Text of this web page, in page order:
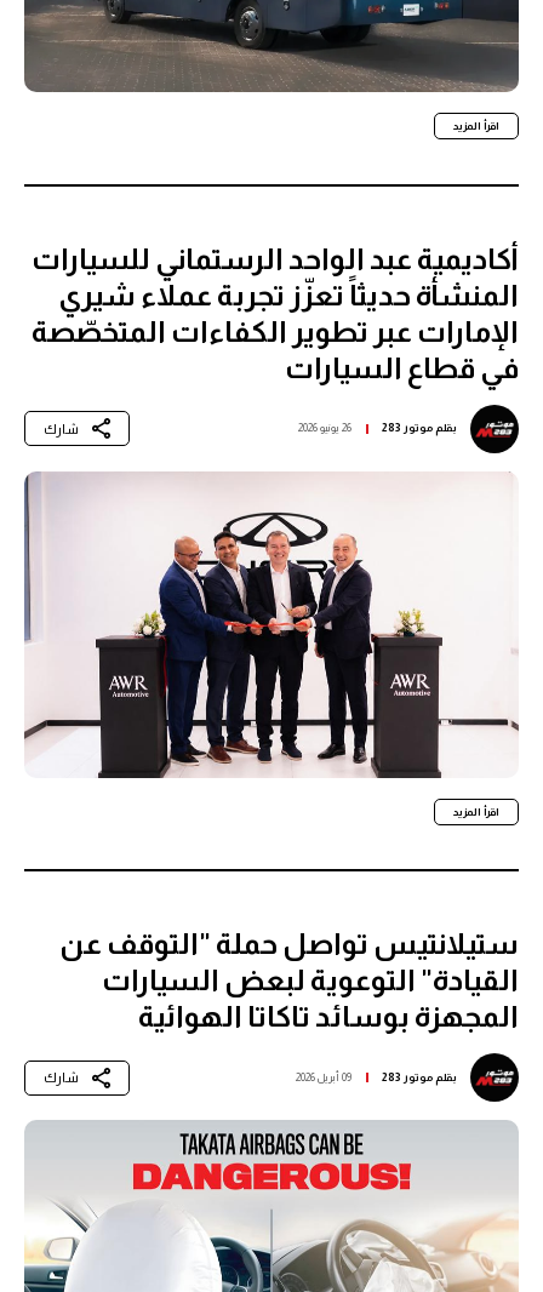
اقرأ المزيد
أكاديمية عبد الواحد الرستماني للسيارات
المنشأة حديثاً تعزّز تجربة عملاء شيري
الإمارات عبر تطوير الكفاءات المتخصّصة
في قطاع السيارات
بقلمموتور 283 26 يونيو 2026 شارك
اقرأ المزيد
ستيلانتيس تواصل حملة "التوقف عن
القيادة" التوعوية لبعض السيارات
المجهزة بوسائد تاكاتا الهوائية
بقلمموتور 283 09 أبريل 2026 شارك